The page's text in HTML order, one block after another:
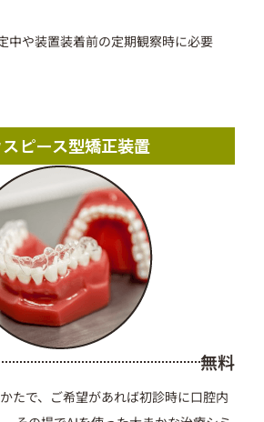
中や装置装着前の定期観察時に必要
ピース型矯正装置
無料
たで、ご希望があれば初診時に口腔内